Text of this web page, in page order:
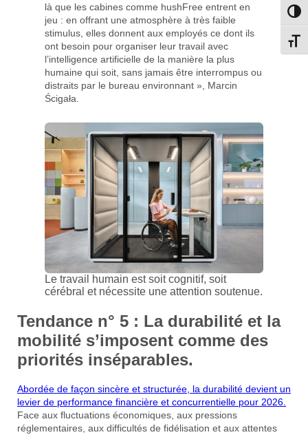
là que les cabines comme hushFree entrent en
jeu : en offrant une atmosphère à très faible
stimulus, elles donnent aux employés ce dont ils
ont besoin pour organiser leur travail avec
l’intelligence artificielle de la manière la plus
humaine qui soit, sans jamais être interrompus ou
distraits par le bureau environnant », Marcin
Ścigała.
Le travail humain est soit cognitif, soit
cérébral et nécessite une attention soutenue.
Tendance n° 5 : La durabilité et la
mobilité s’imposent comme des
priorités inséparables.
Abordée de façon sincère et structurée, la durabilité devient un
levier de performance financière et concurrentielle pour 2026.
Face aux fluctuations économiques, aux pressions
réglementaires, aux difficultés de fidélisation et aux attentes